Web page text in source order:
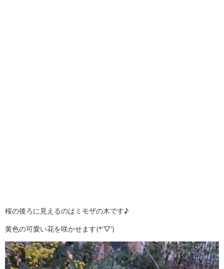
桜の後ろに見えるのはミモザの木です♪
黄色の可愛い花を咲かせます(*'▽')